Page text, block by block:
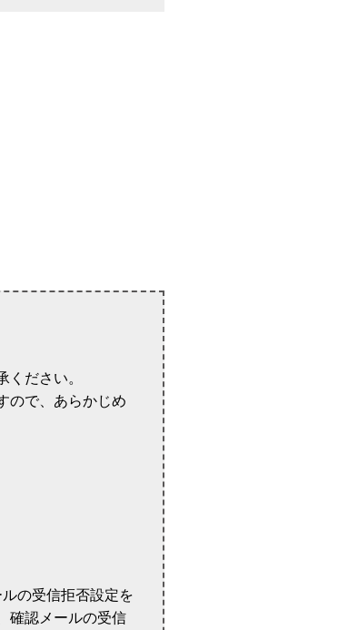
ださい。
ので、あらかじめ
の受信拒否設定を
確認メールの受信